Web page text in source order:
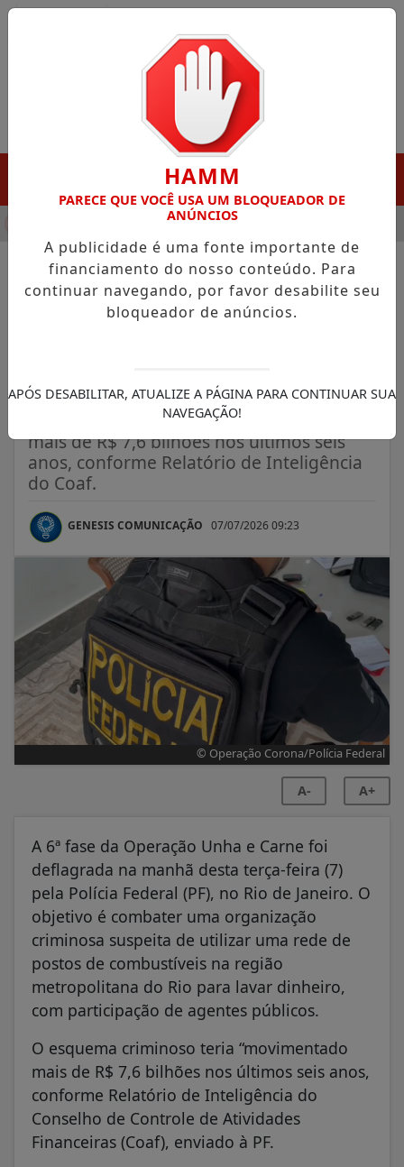
DESTAQUE EM PORTO GRANDE COM ATUAÇÃO VOLTADA
NOTÍCIAS/JUSTIÇA FEDERAL
Polícia Federal deflagra 6ª
Carne, no Rio
Esquema criminoso teria “movimentado
mais de R$ 7,6 bilhões nos últimos seis
anos, conforme Relatório de Inteligência
do Coaf.
GENESIS COMUNICAÇÃO 07/07/2026 09:23
© Operação Corona/Polícia Federal
A- A+
A 6ª fase da Operação Unha e Carne foi
deflagrada na manhã desta terça-feira (7)
pela Polícia Federal (PF), no Rio de Janeiro. O
objetivo é combater uma organização
criminosa suspeita de utilizar uma rede de
postos de combustíveis na região
metropolitana do Rio para lavar dinheiro,
com participação de agentes públicos.
O esquema criminoso teria “movimentado
mais de R$ 7,6 bilhões nos últimos seis anos,
conforme Relatório de Inteligência do
Conselho de Controle de Atividades
Financeiras (Coaf), enviado à PF.
HAMM
PARECE QUE VOCÊ USA UM BLOQUEADOR DE
ANÚNCIOS
A publicidade é uma fonte importante de
financiamento do nosso conteúdo. Para
continuar navegando, por favor desabilite seu
bloqueador de anúncios.
APÓS DESABILITAR, ATUALIZE A PÁGINA PARA CONTINUAR SUA
NAVEGAÇÃO!